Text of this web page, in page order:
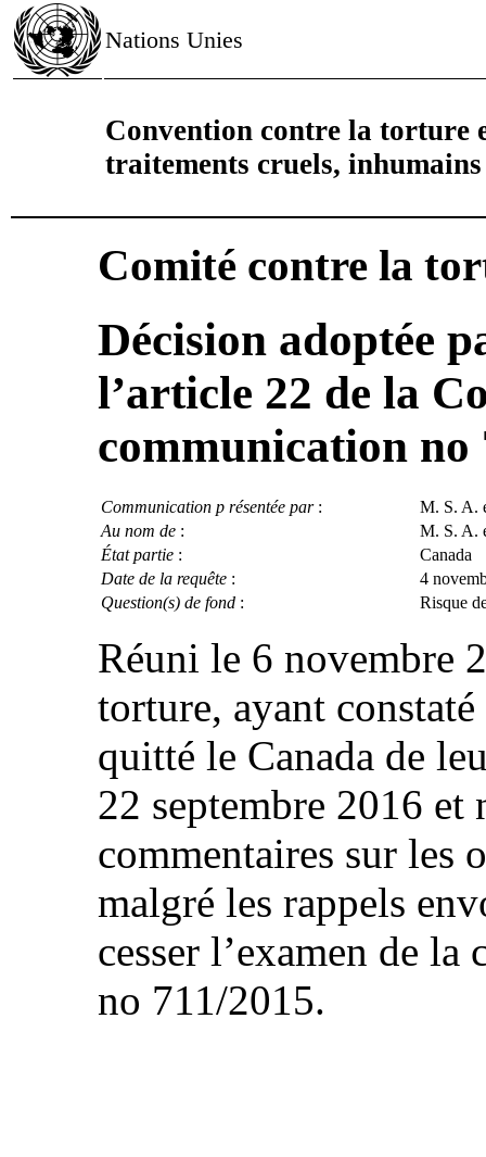
Nations Unies
Convention contre la torture
traitements cruels,
Comité contre la
Décision adoptée
l’article 22 de la
communication
Communication p résentée par:
M. S. A.
Au nom de :
M. S. A.
État partie :
Canada
Date de la requête :
4
Question(s) de fond : Risque
Réuni le 6 novembre
torture, ayant
quitté le Canada de
22 septembre 2016 et
commentaires sur les
malgré les rappels
cesser l’examen de
no 711/2015.